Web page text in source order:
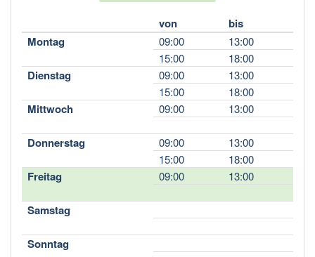
von
bis
Montag
09:00
13:00
15:00
18:00
Dienstag 09:00
13:00
15:00
18:00
Mittwoch 09:00 13:00
Donnerstag 09:00
13:00
15:00
18:00
Freitag 09:00 13:00
Samstag
Sonntag